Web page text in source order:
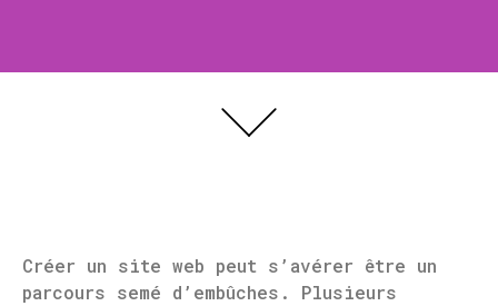
Créer un site web peut s’avérer être un
parcours semé d’embûches. Plusieurs